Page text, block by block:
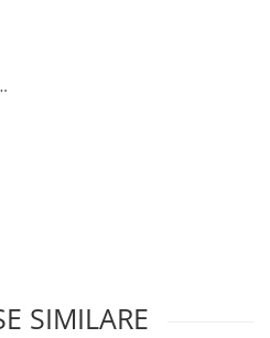
specifice domeniului
in care produsul a fost montat
SIMILARE